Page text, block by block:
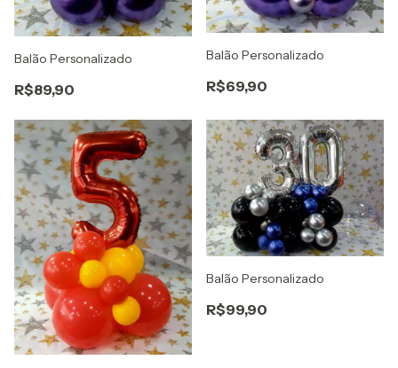
Balão Personalizado
R$89,90
Balão Personalizado
R$69,90
Balão Personalizado
R$99,90